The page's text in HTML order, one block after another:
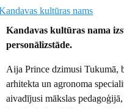
kultūras nams
Kandavas kultūras nama
personālizstāde.
Aija Prince dzimusi Tukumā,
arhitekta un agronoma
aivadījusi mākslas